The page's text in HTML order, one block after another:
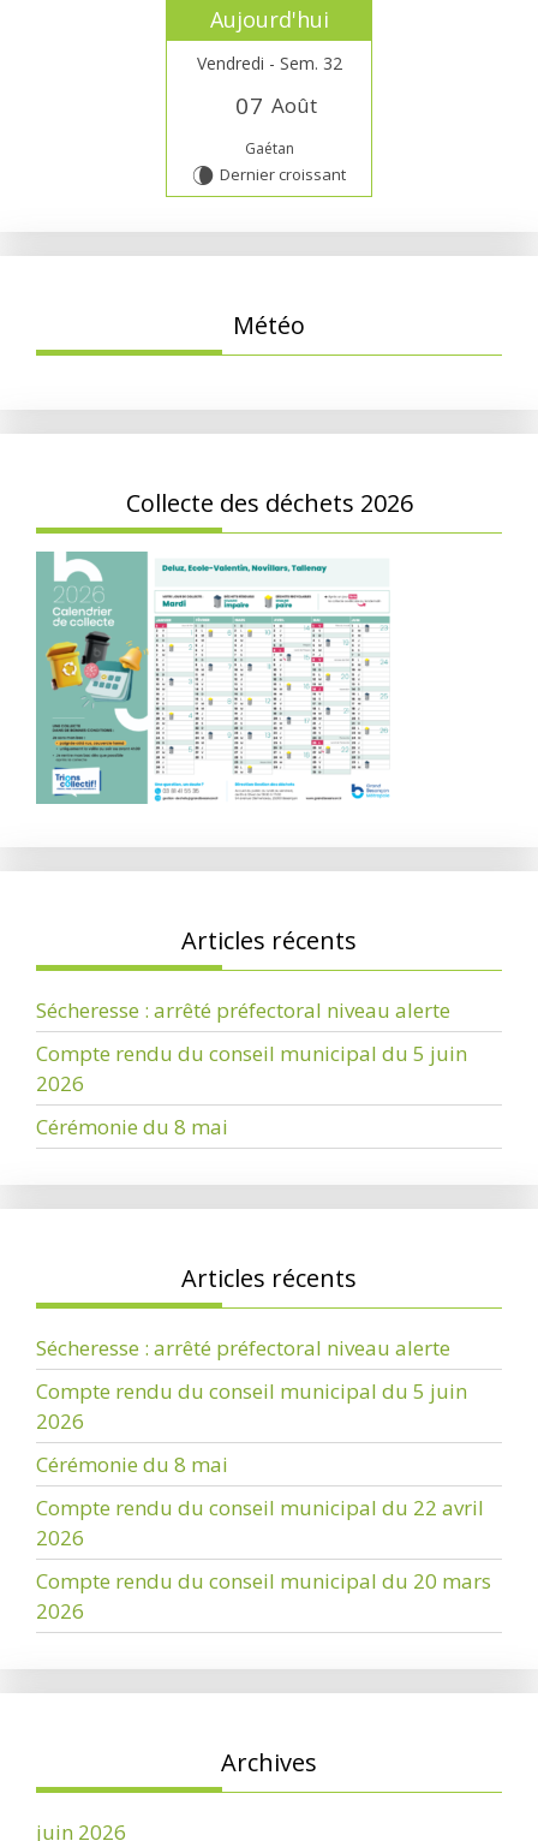
Aujourd'hui
Vendredi - Sem. 32
07 Août
Gaétan
V Dernier croissant
Météo
Collecte des déchets 2026
Articles récents
Sécheresse : arrêté préfectoral niveau alerte
Compte rendu du conseil municipal du 5 juin
2026
Cérémonie du 8 mai
Articles récents
Sécheresse : arrêté préfectoral niveau alerte
Compte rendu du conseil municipal du 5 juin
2026
Cérémonie du 8 mai
Compte rendu du conseil municipal du 22 avril
2026
Compte rendu du conseil municipal du 20 mars
2026
Archives
juin 2026